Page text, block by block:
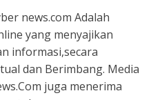
news.com Adalah
yang menyajikan
informasi,secara
dan Berimbang. Media
juga menerima